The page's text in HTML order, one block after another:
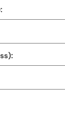
3: Kompleksowe
bieganiu. Co
na
trzech